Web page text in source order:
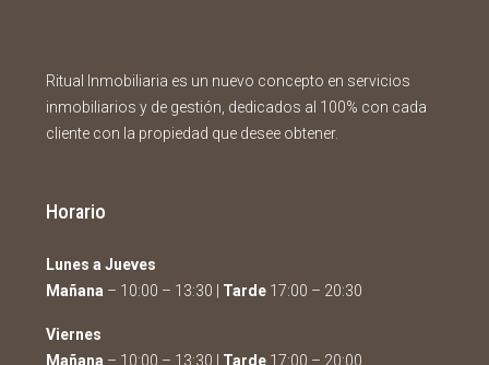
Ritual Inmobiliaria es un nuevo concepto en servicios
inmobiliarios y de gestión, dedicados al 100% con cada
cliente con la propiedad que desee obtener.
Horario
Lunes a Jueves
Mañana – 10:00 – 13:30 | Tarde 17:00 – 20:30
Viernes
Mañana – 10:00 – 13:30 | Tarde 17:00 – 20:00